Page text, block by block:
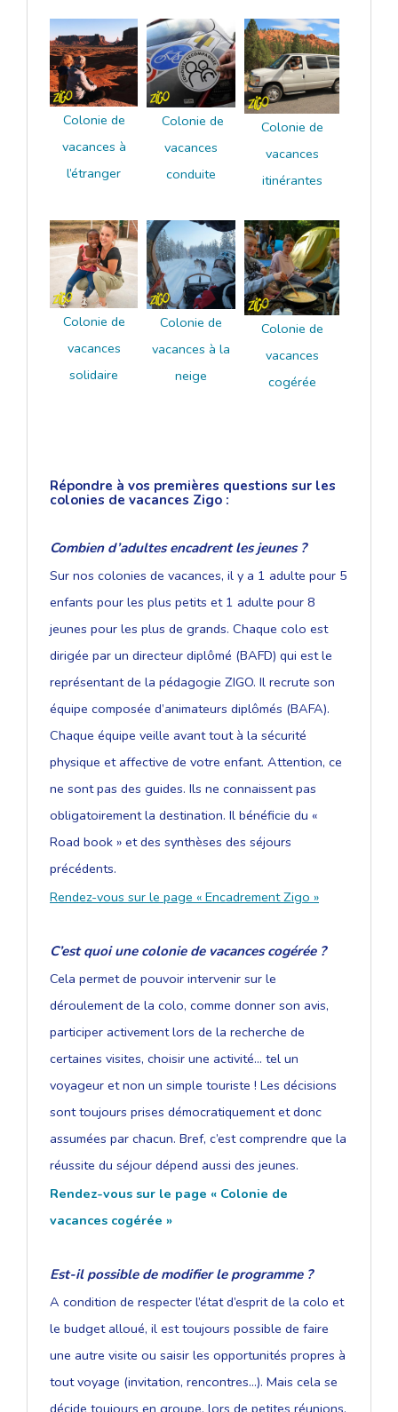
Colonie de
vacances à
l’étranger
Colonie de
vacances
conduite
Colonie de
vacances
itinérantes
Colonie de
vacances
solidaire
Colonie de
vacances à la
neige
Colonie de
vacances
cogérée
Répondre à vos premières questions sur les
colonies de vacances Zigo :
Combien d’adultes encadrent les jeunes ?
Sur nos colonies de vacances, il y a 1 adulte pour 5
enfants pour les plus petits et 1 adulte pour 8
jeunes pour les plus de grands. Chaque colo est
dirigée par un directeur diplômé (BAFD) qui est le
représentant de la pédagogie ZIGO. Il recrute son
équipe composée d’animateurs diplômés (BAFA).
Chaque équipe veille avant tout à la sécurité
physique et affective de votre enfant. Attention, ce
ne sont pas des guides. Ils ne connaissent pas
obligatoirement la destination. Il bénéficie du «
Road book » et des synthèses des séjours
précédents.
Rendez-vous sur le page « Encadrement Zigo »
C’est quoi une colonie de vacances cogérée ?
Cela permet de pouvoir intervenir sur le
déroulement de la colo, comme donner son avis,
participer activement lors de la recherche de
certaines visites, choisir une activité... tel un
voyageur et non un simple touriste ! Les décisions
sont toujours prises démocratiquement et donc
assumées par chacun. Bref, c’est comprendre que la
réussite du séjour dépend aussi des jeunes.
Rendez-vous sur le page « Colonie de
vacances cogérée »
Est-il possible de modifier le programme ?
A condition de respecter l’état d’esprit de la colo et
le budget alloué, il est toujours possible de faire
une autre visite ou saisir les opportunités propres à
tout voyage (invitation, rencontres...). Mais cela se
décide toujours en groupe, lors de petites réunions.